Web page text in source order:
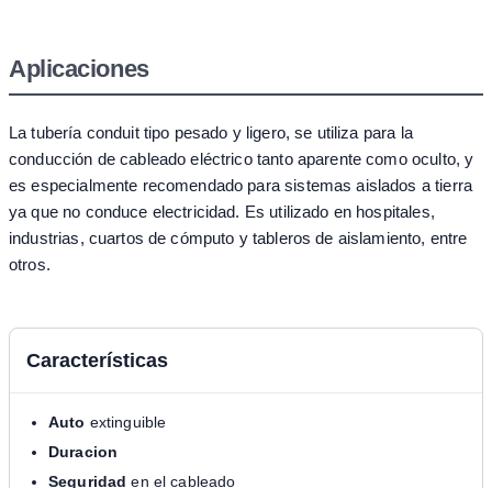
Aplicaciones
La tubería conduit tipo pesado y ligero, se utiliza para la
conducción de cableado eléctrico tanto aparente como oculto, y
es especialmente recomendado para sistemas aislados a tierra
ya que no conduce electricidad. Es utilizado en hospitales,
industrias, cuartos de cómputo y tableros de aislamiento, entre
otros.
Características
Auto extinguible
Duracion
Seguridad en el cableado